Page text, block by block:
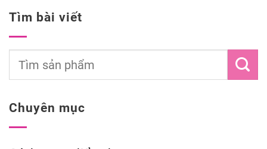
Tìm bài viết
Chuyên mục